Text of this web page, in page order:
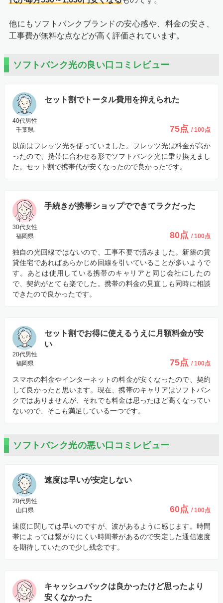
他にもソフトバンクブランドの安心感や、料金の安さ、
工事費が無料な点などが高く評価されています。
ソフトバンク光の良い口コミレビュー
セット割でトータル費用を抑えられた
40代男性
千葉県
75点 / 100点
以前はフレッツ光を使っていました。フレッツ光は料金が高か
ったので、携帯に合わせる形でソフトバンク光に乗り換えまし
た。セット割で携帯代が安くなったので良かったです。
手続きが携帯ショップでできてラクだった
30代女性
福岡県
80点 / 100点
独自の光回線ではないので、工事不要で済みました。新築の賃
貸住宅であればあらかじめ回線を引いていることが多いようで
す。あとは使用している携帯のキャリアと同じ会社にしたの
で、契約がとても楽でした。携帯の料金の見直しも同時に相談
できたので良かったです。
セット割でお得に使えるうえに月額料金が安
い
20代男性
福岡県
75点 / 100点
スマホの料金やインターネットの料金が安くなったので、契約
して良かったと思います。現在、携帯のキャリアはソフトバン
クではありませんが、それでも料金は思ったほど高くなってい
ないので、そこも満足している一つです。
ソフトバンク光の悪い口コミレビュー
速度は早いが安定しない
20代男性
山口県
60点 / 100点
速度に関しては早いのですが、波があるように感じます。時間
帯によっては繋がりにくい時間帯があるので安定した通信速度
を期待していたので少し残念です。
キャッシュバックは良かったけど思ったより
安くなかった